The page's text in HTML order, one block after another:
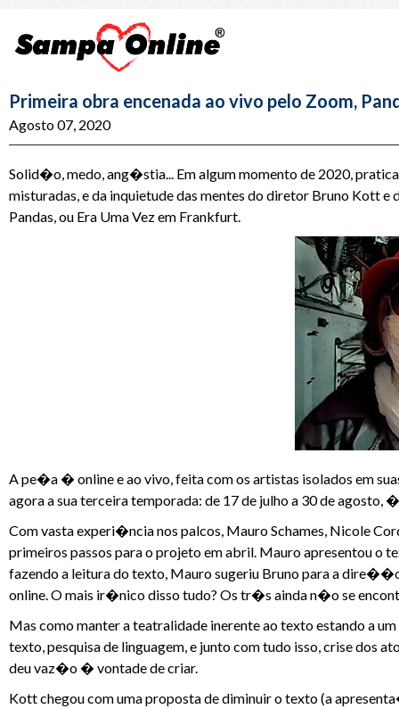
Primeira obra encenada ao vivo pelo Zoom,
Agosto 07, 2020
Solid�o, medo, ang�stia... Em algum momento de 2020,
misturadas, e da inquietude das mentes do diretor Bruno Kott
Pandas, ou Era Uma Vez em Frankfurt.
A pe�a � online e ao vivo, feita com os artistas isolados em
agora a sua terceira temporada: de 17 de julho a 30 de
Com vasta experi�ncia nos palcos, Mauro Schames, Nicole
primeiros passos para o projeto em abril. Mauro apresentou o
fazendo a leitura do texto, Mauro sugeriu Bruno para a
online. O mais ir�nico disso tudo? Os tr�s ainda n�o se
Mas como manter a teatralidade inerente ao texto estando a
texto, pesquisa de linguagem, e junto com tudo isso, crise dos
deu vaz�o � vontade de criar.
Kott chegou com uma proposta de diminuir o texto (a